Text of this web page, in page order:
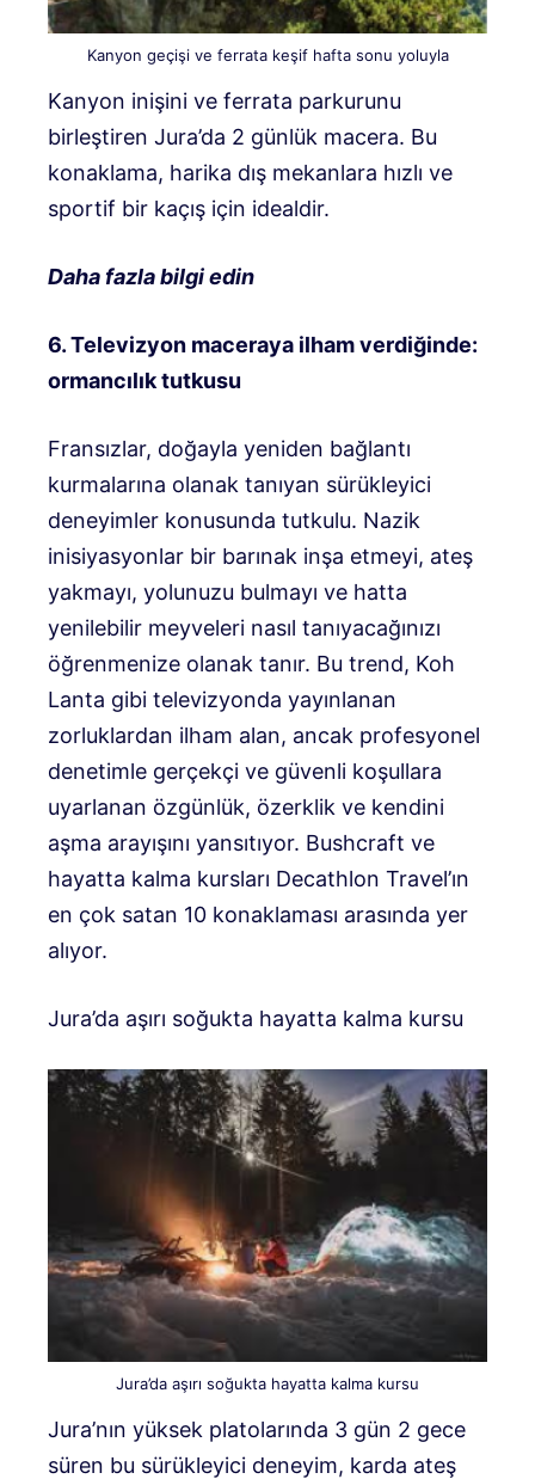
Kanyon geçişi ve ferrata keşif hafta sonu yoluyla
Kanyon inişini ve ferrata parkurunu
birleştiren Jura’da 2 günlük macera. Bu
konaklama, harika dış mekanlara hızlı ve
sportif bir kaçış için idealdir.
Daha fazla bilgi edin
6. Televizyon maceraya ilham verdiğinde:
ormancılık tutkusu
Fransızlar, doğayla yeniden bağlantı
kurmalarına olanak tanıyan sürükleyici
deneyimler konusunda tutkulu. Nazik
inisiyasyonlar bir barınak inşa etmeyi, ateş
yakmayı, yolunuzu bulmayı ve hatta
yenilebilir meyveleri nasıl tanıyacağınızı
öğrenmenize olanak tanır. Bu trend, Koh
Lanta gibi televizyonda yayınlanan
zorluklardan ilham alan, ancak profesyonel
denetimle gerçekçi ve güvenli koşullara
uyarlanan özgünlük, özerklik ve kendini
aşma arayışını yansıtıyor. Bushcraft ve
hayatta kalma kursları Decathlon Travel’ın
en çok satan 10 konaklaması arasında yer
alıyor.
Jura’da aşırı soğukta hayatta kalma kursu
Jura’da aşırı soğukta hayatta kalma kursu
Jura’nın yüksek platolarında 3 gün 2 gece
süren bu sürükleyici deneyim, karda ateş